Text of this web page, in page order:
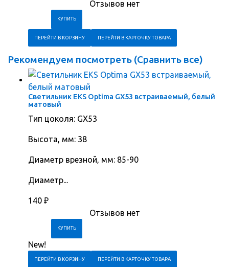
Отзывов нет
ПЕРЕЙТИ В КОРЗИНУ ПЕРЕЙТИ В КАРТОЧКУ ТОВАРА
Рекомендуем посмотреть (Сравнить все)
Светильник EKS Optima GX53 встраиваемый, белый
матовый
Тип цоколя: GX53
Высота, мм: 38
Диаметр врезной, мм: 85-90
Диаметр...
140 ₽
Отзывов нет
New!
ПЕРЕЙТИ В КОРЗИНУ ПЕРЕЙТИ В КАРТОЧКУ ТОВАРА